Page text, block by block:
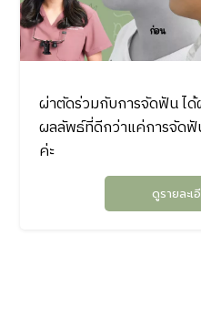
ผ่าตัดร่วมกับการจัดฟัน ไ
ผลลัพธ์ที่ดีกว่าแค่การจัดฟั
ค่ะ
ดูรายละเ